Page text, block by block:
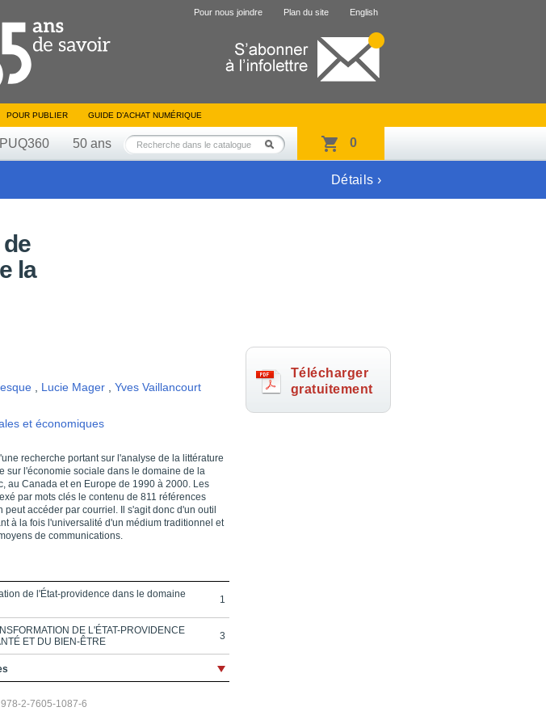
Pour nous joindre Plan du site English
POUR PUBLIER GUIDE D’ACHAT NUMÉRIQUE
PUQ360 50 ans 0
Détails ›
la
Lucie Mager
Yves Vaillancourt
et économiques
recherche portant sur l'analyse de la littérature
sur l'économie sociale dans le domaine de la
au Canada et en Europe de 1990 à 2000. Les
par mots clés le contenu de 811 références
accéder par courriel. Il s'agit donc d'un outil
à la fois l'universalité d'un médium traditionnel et
de communications.
de l'État-providence dans le domaine
1
DE L'ÉTAT-PROVIDENCE
ET DU BIEN-ÊTRE
3
7
2-7605-1087-6
Télécharger
gratuitement